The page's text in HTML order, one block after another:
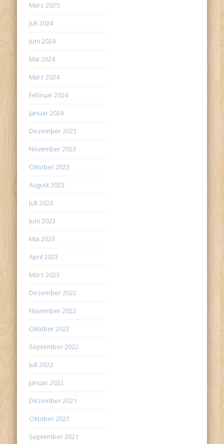
März 2025
Juli 2024
Juni 2024
Mai 2024
März 2024
Februar 2024
Januar 2024
Dezember 2023
November 2023
Oktober 2023
August 2023
Juli 2023
Juni 2023
Mai 2023
April 2023
März 2023
Dezember 2022
November 2022
Oktober 2022
September 2022
Juli 2022
Januar 2022
Dezember 2021
Oktober 2021
September 2021